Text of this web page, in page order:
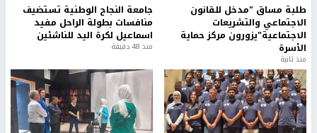
طلبة مساق "مدخل للقانون
الاجتماعي والتشريعات
الاجتماعية"يزورون مركز حماية
الأسرة
منذ ثانية
جامعة النجاح الوطنية تستضيف
منافسات بطولة الراحل مفيد
اسماعيل لكرة اليد للناشئين
منذ 48 دقيقة